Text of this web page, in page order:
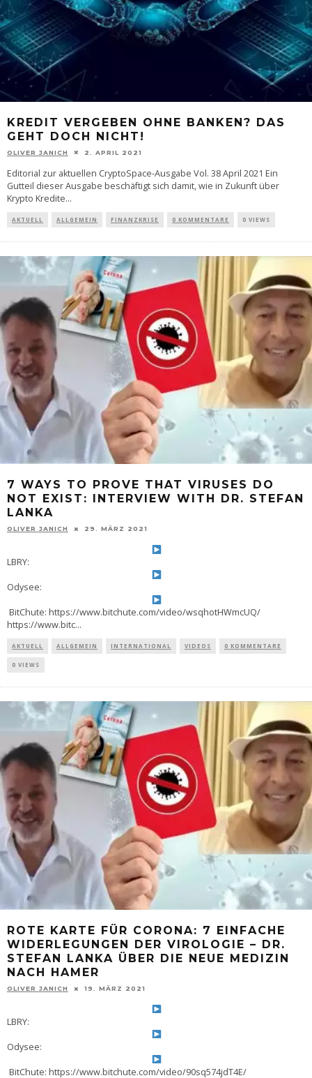
KREDIT VERGEBEN OHNE BANKEN? DAS
GEHT DOCH NICHT!
OLIVER JANICH 2. APRIL 2021
Editorial zur aktuellen CryptoSpace-Ausgabe Vol. 38 April 2021 Ein
Gutteil dieser Ausgabe beschäftigt sich damit, wie in Zukunft über
Krypto Kredite...
AKTUELL ALLGEMEIN FINANZKRISE 0 KOMMENTARE 0 VIEWS
7 WAYS TO PROVE THAT VIRUSES DO
NOT EXIST: INTERVIEW WITH DR. STEFAN
LANKA
OLIVER JANICH 29. MÄRZ 2021
LBRY:
Odysee:
BitChute: https://www.bitchute.com/video/wsqhotHWmcUQ/
https://www.bitc...
AKTUELL ALLGEMEIN INTERNATIONAL VIDEOS 0 KOMMENTARE
0 VIEWS
ROTE KARTE FÜR CORONA: 7 EINFACHE
WIDERLEGUNGEN DER VIROLOGIE – DR.
STEFAN LANKA ÜBER DIE NEUE MEDIZIN
NACH HAMER
OLIVER JANICH 19. MÄRZ 2021
LBRY:
Odysee:
BitChute: https://www.bitchute.com/video/90sq574jdT4E/